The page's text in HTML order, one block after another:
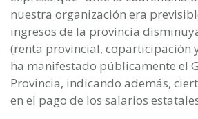
nuestra organización era
ingresos de la provincia
(renta provincial, coparticipación
ha manifestado públicamente el
Provincia, indicando además,
en el pago de los salarios